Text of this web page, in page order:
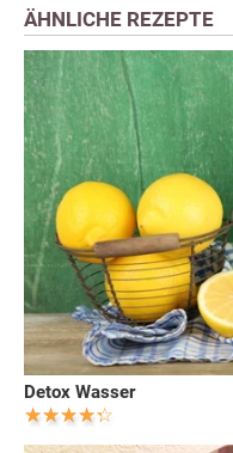
ÄHNLICHE REZEPTE
Detox Wasser